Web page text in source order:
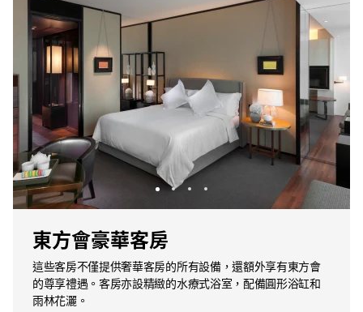
東方會豪華客房
這些客房不僅提供奢華客房的所有設備，還額外享有東方會
的尊享禮遇。客房亦設精緻的水療式浴室，配備圓形浴缸和
雨林花灑。